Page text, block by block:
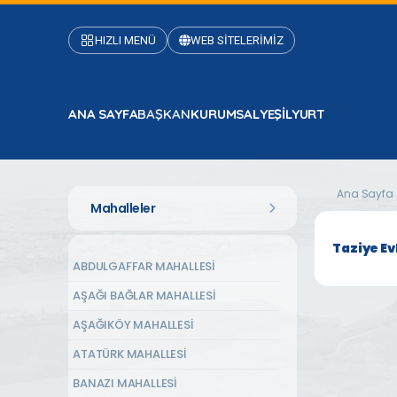
HIZLI MENÜ WEB SİTELERİMİZ
ANA SAYFABAŞKANKURUMSALYEŞİLYURT
Mahalleler
ABDULGAFFAR MAHALLESİ
AŞAĞI BAĞLAR MAHALLESİ
AŞAĞIKÖY MAHALLESİ
ATATÜRK MAHALLESİ
BANAZI MAHALLESİ
Ana Sayfa
Taziye